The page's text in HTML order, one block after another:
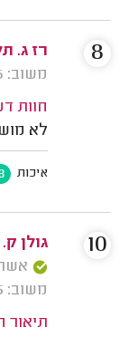
רז ג.
משוב: 30/03/2026
חוות
לא
איכות
8
גולן
אשרור:
משוב: 16/12/2025
תיאור
10